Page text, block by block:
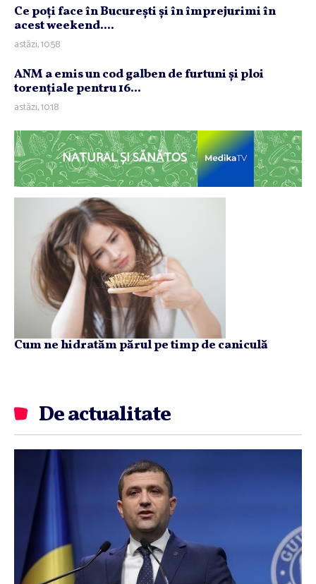
Ce poţi face în Bucureşti şi în împrejurimi în
acest weekend....
astăzi, 10:58
ANM a emis un cod galben de furtuni şi ploi
torenţiale pentru 16...
astăzi, 10:18
NATURAL ȘI SĂNĂTOS
Cum ne hidratăm părul pe timp de caniculă
De actualitate